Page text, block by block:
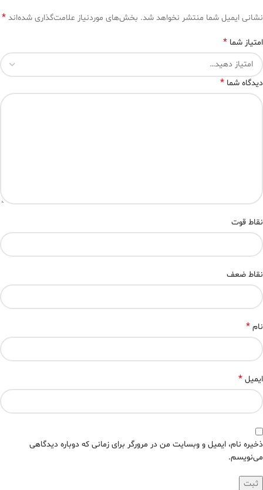
نشانی ایمیل شما منتشر نخواهد شد. بخش‌های موردنیاز علامت‌گذاری شده‌اند *
امتیاز شما *
دیدگاه شما *
نقاط قوت
نقاط ضعف
نام *
ایمیل *
ذخیره نام، ایمیل و وبسایت من در مرورگر برای زمانی که دوباره دیدگاهی
می‌نویسم.